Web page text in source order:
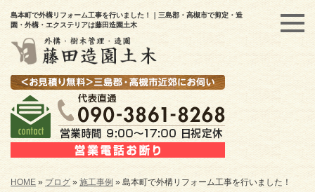
島本町で外構リフォーム工事を行いました！｜三島郡・高槻市で剪定・造
園・外構・エクステリアは藤田造園土木
HOME » ブログ » 施工事例 » 島本町で外構リフォーム工事を行いました！